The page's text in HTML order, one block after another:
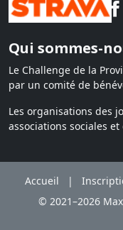
Qui sommes-
Le Challenge de la
par un comité de
Les organisations des
associations sociales
Accueil |
© 2021–2026